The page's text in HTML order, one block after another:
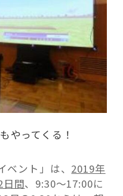
やってくる！
ベント」は、 2019年
間、9:30～17:00に